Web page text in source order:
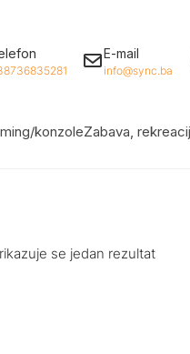
E-mail
info@sync.ba
konzoleZabava,
se jedan rezultat